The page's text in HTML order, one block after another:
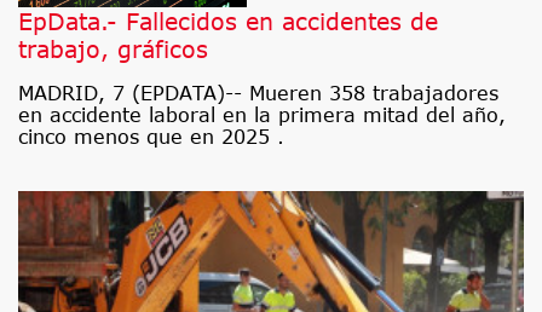
EpData.- Fallecidos en accidentes de
trabajo, gráficos
MADRID, 7 (EPDATA)-- Mueren 358 trabajadores
en accidente laboral en la primera mitad del año,
cinco menos que en 2025 .